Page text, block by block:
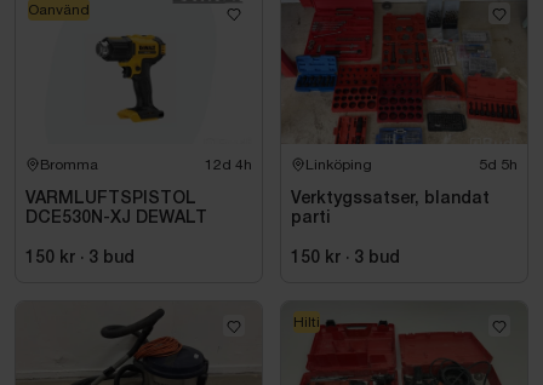
Bromma 12d 4h
VARMLUFTSPISTOL
DCE530N-XJ DEWALT
150 kr · 3 bud
Oanvänd
Linköping 5d 5h
Verktygssatser, blandat
parti
150 kr · 3 bud
Hilti